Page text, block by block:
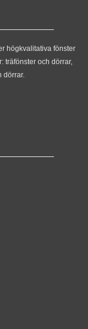
högkvalitativa fönster
träfönster och dörrar,
dörrar.